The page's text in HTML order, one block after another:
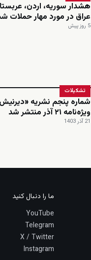
هشدار سوریه، اردن،
عراق در مورد مهار حملات
5 روز پیش
تشکیلات
شماره پنجم نشریه
ویژه‌نامه ۲۱ آذر منتشر شد
21 آذر 1403
ما را دنبال کنید
YouTube
Telegram
X / Twitter
Instagram